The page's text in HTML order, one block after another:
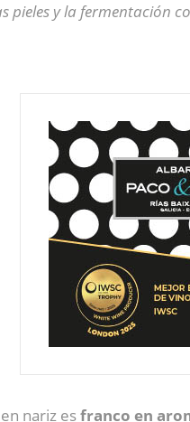
pieles y la fermentación
nariz esfranco en